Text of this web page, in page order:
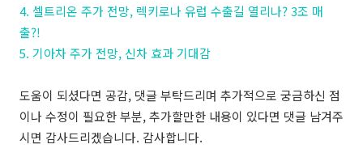
4. 셀트리온 주가 전망, 렉키로나 유럽 수출길 열리나? 3조 매
출?!
5. 기아차 주가 전망, 신차 효과 기대감
도움이 되셨다면 공감, 댓글 부탁드리며 추가적으로 궁금하신 점
이나 수정이 필요한 부분, 추가할만한 내용이 있다면 댓글 남겨주
시면 감사드리겠습니다. 감사합니다.